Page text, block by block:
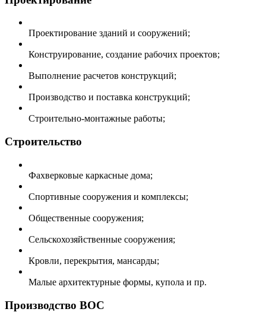
Проектирование зданий и сооружений;
Конструирование, создание рабочих проектов;
Выполнение расчетов конструкций;
Производство и поставка конструкций;
Строительно-монтажные работы;
Строительство
Фахверковые каркасные дома;
Спортивные сооружения и комплексы;
Общественные сооружения;
Сельскохозяйственные сооружения;
Кровли, перекрытия, мансарды;
Малые архитектурные формы, купола и пр.
Производство ВОС